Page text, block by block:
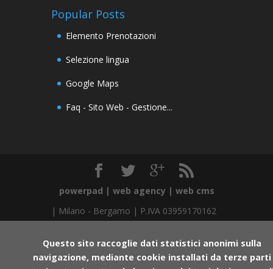
Popular Posts
Elemento Prenotazioni
Selezione lingua
Google Maps
Faq - Sito Web - Gestione...
powerpad | web agency | web cms
| Milano - Bergamo | P.IVA 03959170162
Questo sito raccoglie dati statistici anonimi sulla
navigazione, mediante cookie installati da terze parti